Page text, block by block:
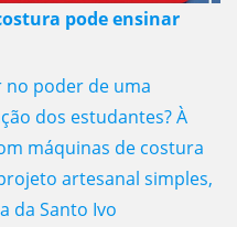
pode ensinar
no poder de uma
dos estudantes? À
máquinas de costura
artesanal simples,
da Santo Ivo